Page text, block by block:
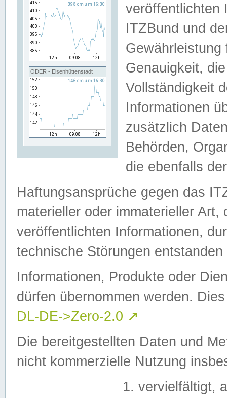
ODER - Eisenhüttenstadt
veröffentlichten
ITZBund und
Genauigkeit,
Vollständigkeit
Informationen
zusätzlich
Behörden,
die ebenfalls
Haftungsansprüche gegen das
materieller oder immaterieller
veröffentlichten Informationen,
technische Störungen
Informationen, Produkte oder
dürfen übernommen werden.
DL-DE->Zero-2.0 ↗
Die bereitgestellten Daten und
nicht kommerzielle Nutzung
vervielfältigt,